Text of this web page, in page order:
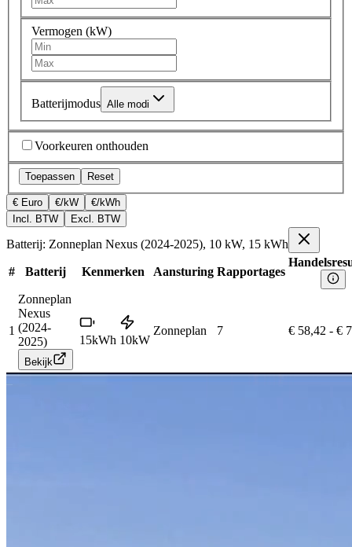
Vermogen (kW)
Batterijmodus Alle modi
Voorkeuren onthouden
Toepassen Reset
€ Euro €/kW
€/kWh
Incl. BTW
Excl. BTW
Batterij: Zonneplan Nexus (2024-2025), 10 kW, 15 kWh
# Batterij Kenmerken Aansturing Rapportages
1
Zonneplan
Nexus
(2024-
2025)
Bekijk
15kWh 10kW
Zonneplan 7 € 58,42 - €